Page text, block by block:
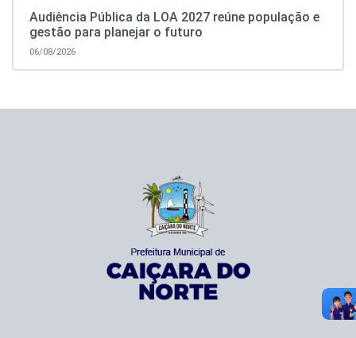
Audiência Pública da LOA 2027 reúne população e
gestão para planejar o futuro
06/08/2026